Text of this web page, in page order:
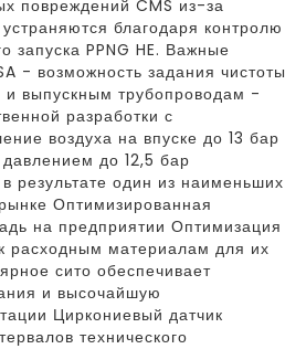
повреждений CMS из-за
благодаря контролю
запуска PPNG HE. Важные
- возможность задания чистоты
выпускным трубопроводам -
разработки с
воздуха на впуске до 13 бар
до 12,5 бар
результате один из наименьших
Оптимизированная
на предприятии Оптимизация
расходным материалам для их
сито обеспечивает
и высочайшую
Циркониевый датчик
технического